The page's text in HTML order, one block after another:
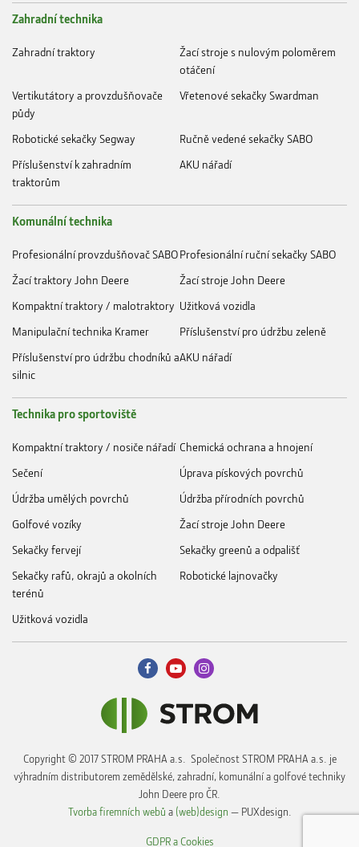
Zahradní technika
Zahradní traktory
Žací stroje s nulovým poloměrem
otáčení
Vertikutátory a provzdušňovače
půdy
Vřetenové sekačky Swardman
Robotické sekačky Segway
Ručně vedené sekačky SABO
Příslušenství k zahradním
traktorům
AKU nářadí
Komunální technika
Profesionální provzdušňovač SABOProfesionální ruční sekačky SABO
Žací traktory John Deere
Žací stroje John Deere
Kompaktní traktory / malotraktory Užitková vozidla
Manipulační technika Kramer
Příslušenství pro údržbu zeleně
Příslušenství pro údržbu chodníků a
silnic
AKU nářadí
Technika pro sportoviště
Kompaktní traktory / nosiče nářadí Chemická ochrana a hnojení
Sečení
Úprava pískových povrchů
Údržba umělých povrchů
Údržba přírodních povrchů
Golfové vozíky
Žací stroje John Deere
Sekačky fervejí
Sekačky greenů a odpališť
Sekačky rafů, okrajů a okolních
terénů
Robotické lajnovačky
Užitková vozidla
Copyright © 2017 STROM PRAHA a.s. Společnost STROM PRAHA a.s. je
výhradním distributorem zemědělské, zahradní, komunální a golfové techniky
John Deere pro ČR.
Tvorba firemních webů a (web)design — PUXdesign.
GDPR a Cookies